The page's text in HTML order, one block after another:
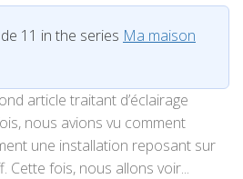
11 in the series Ma maison
article traitant d’éclairage
nous avions vu comment
une installation reposant sur
Cette fois, nous allons voir...